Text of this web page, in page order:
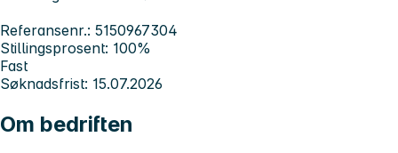
Referansenr.: 5150967304
Stillingsprosent: 100%
Fast
Søknadsfrist: 15.07.2026
Om bedriften